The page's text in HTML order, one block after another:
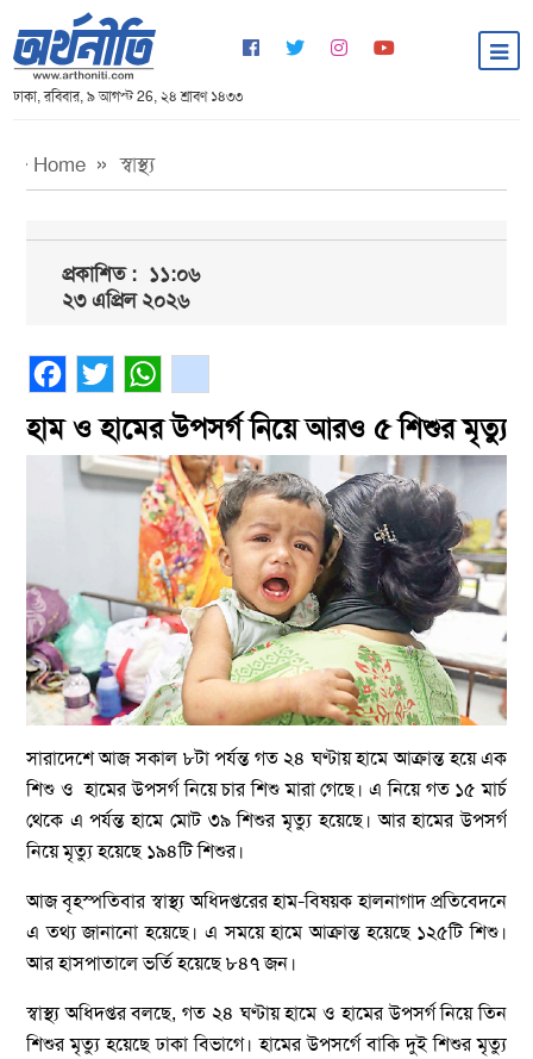
ঢাকা, রবিবার, ৯ আগস্ট 26, ২৪ শ্রাবণ ১৪৩৩
Home স্বাস্থ্য
প্রকাশিত :১১:০৬
২৩ এপ্রিল ২০২৬
হাম ও হামের উপসর্গ নিয়ে আরও ৫ শিশুর মৃত্যু
সারাদেশে আজ সকাল ৮টা পর্যন্ত গত ২৪ ঘণ্টায় হামে আক্রান্ত হয়ে এক
শিশু ও হামের উপসর্গ নিয়ে চার শিশু মারা গেছে। এ নিয়ে গত ১৫ মার্চ
থেকে এ পর্যন্ত হামে মোট ৩৯ শিশুর মৃত্যু হয়েছে। আর হামের উপসর্গ
নিয়ে মৃত্যু হয়েছে ১৯৪টি শিশুর।
আজ বৃহস্পতিবার স্বাস্থ্য অধিদপ্তরের হাম–বিষয়ক হালনাগাদ প্রতিবেদনে
এ তথ্য জানানো হয়েছে। এ সময়ে হামে আক্রান্ত হয়েছে ১২৫টি শিশু।
আর হাসপাতালে ভর্তি হয়েছে ৮৪৭ জন।
স্বাস্থ্য অধিদপ্তর বলছে, গত ২৪ ঘণ্টায় হামে ও হামের উপসর্গ নিয়ে তিন
শিশুর মৃত্যু হয়েছে ঢাকা বিভাগে। হামের উপসর্গে বাকি দুই শিশুর মৃত্যু